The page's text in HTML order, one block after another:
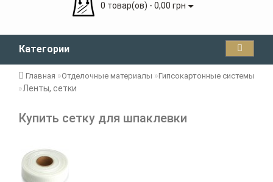
0 товар(ов) - 0,00 грн
Категории
Главная Отделочные материалы Гипсокартонные системы
Ленты, сетки
Купить сетку для шпаклевки